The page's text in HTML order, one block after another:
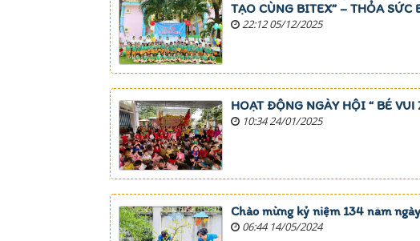
TẠO CÙNG BITEX” – THỎA SỨC
22:12 05/12/2025
HOẠT ĐỘNG NGÀY HỘI “ BÉ
10:34 24/01/2025
Chào mừng kỷ niệm 134 năm
06:44 14/05/2024